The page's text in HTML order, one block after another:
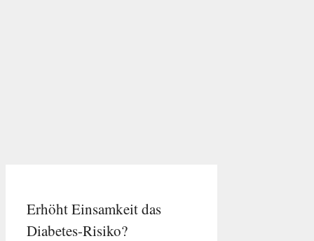
Erhöht Einsamkeit das
Diabetes-Risiko?